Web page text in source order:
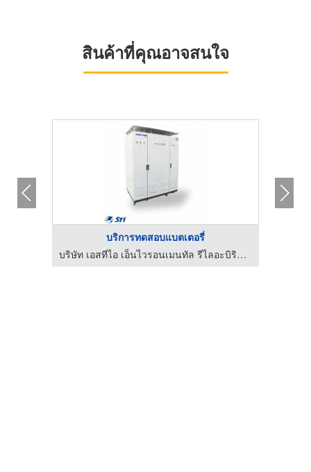
สินค้าที่คุณอาจสนใจ
บริการทดสอบแบตเตอรี่
บริษัท เอสทีไอ เอ็นไวรอนเมนทัล รีไลอะบิริตี้ แลบบอราทอรี่ จำกัด